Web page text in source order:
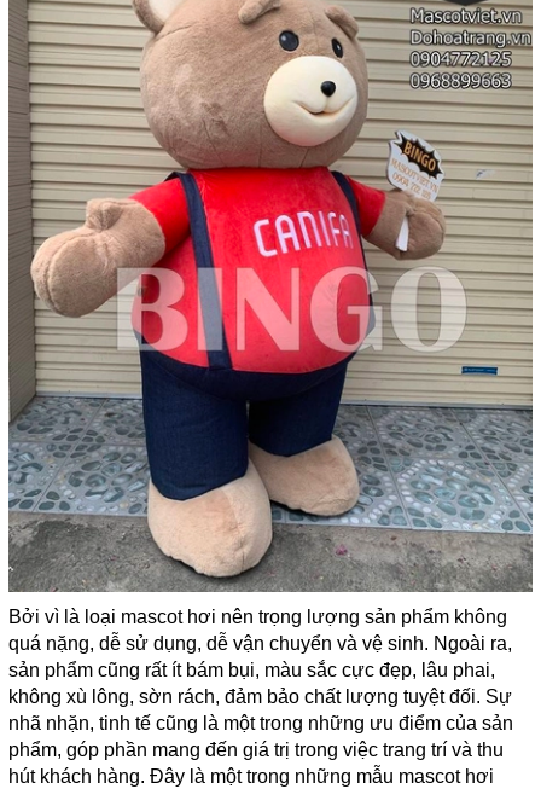
Bởi vì là loại mascot hơi nên trọng lượng sản phẩm không
quá nặng, dễ sử dụng, dễ vận chuyển và vệ sinh. Ngoài ra,
sản phẩm cũng rất ít bám bụi, màu sắc cực đẹp, lâu phai,
không xù lông, sờn rách, đảm bảo chất lượng tuyệt đối. Sự
nhã nhặn, tinh tế cũng là một trong những ưu điểm của sản
phẩm, góp phần mang đến giá trị trong việc trang trí và thu
hút khách hàng. Đây là một trong những mẫu mascot hơi